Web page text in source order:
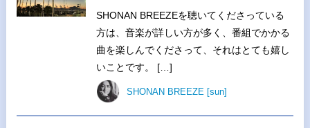
SHONAN BREEZEを聴いてくださっている
方は、音楽が詳しい方が多く、番組でかかる
曲を楽しんでくださって、それはとても嬉し
いことです。 […]
SHONAN BREEZE [sun]